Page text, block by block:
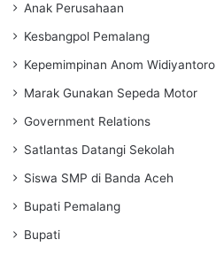
Anak Perusahaan
Kesbangpol Pemalang
Kepemimpinan Anom Widiyantoro
Marak Gunakan Sepeda Motor
Government Relations
Satlantas Datangi Sekolah
Siswa SMP di Banda Aceh
Bupati Pemalang
Bupati